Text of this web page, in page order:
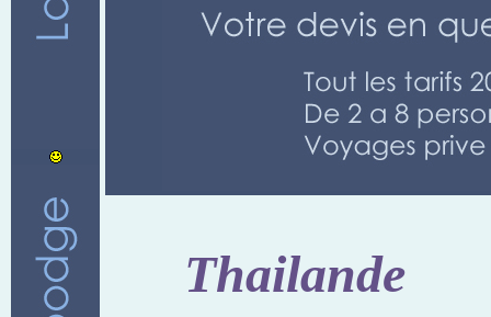
Thailande